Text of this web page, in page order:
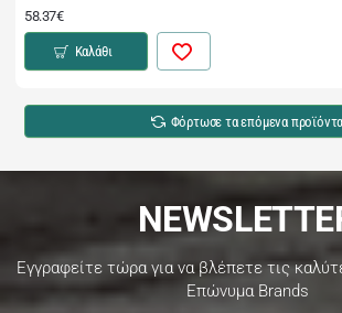
58.37€
Καλάθι
Φόρτωσε τα επόμενα προϊόντα
Εγγραφείτε τώρα για να βλέπετε τις
Επώνυμα Brands